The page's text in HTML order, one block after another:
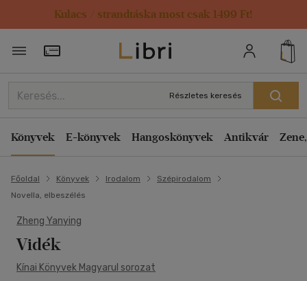
Kulacs / strandtáska most csak 1499 Ft!
Törzsvásárlói Kártya adatai
Részletes keresés
Könyvek E-könyvek Hangoskönyvek Antikvár
Főoldal Könyvek Irodalom
Szépirodalom
Novella, elbeszélés
Zheng Yanying
Vidék
Kínai Könyvek Magyarul sorozat